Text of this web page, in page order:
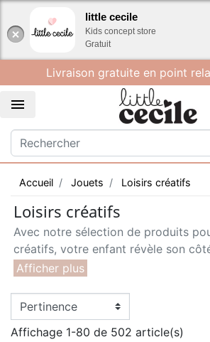
little cecile
Kids concept store
Gratuit
Livraison gratuite en point

Accueil Jouets Loisirs créatifs
Loisirs créatifs
Avec notre sélection de produits
créatifs, votre enfant révèle son
artistique en développant son
à gommettes Poppik
activités de concentration mais
ChezDjeco, on trouvera de quoi
Affichage 1-80 de 502 article(s)